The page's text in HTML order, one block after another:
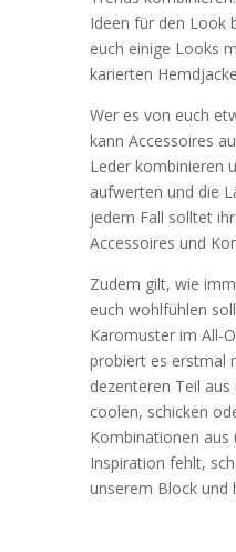
Ideen für den Look
euch einige Looks
karierten
Wer es von euch
kann Accessoires
Leder kombinieren
aufwerten und die
jedem Fall solltet
Accessoires und
Zudem gilt, wie
euch wohlfühlen
Karomuster im All-
probiert es erstmal
dezenteren Teil
coolen, schicken
Kombinationen aus
Inspiration fehlt,
unserem Block und